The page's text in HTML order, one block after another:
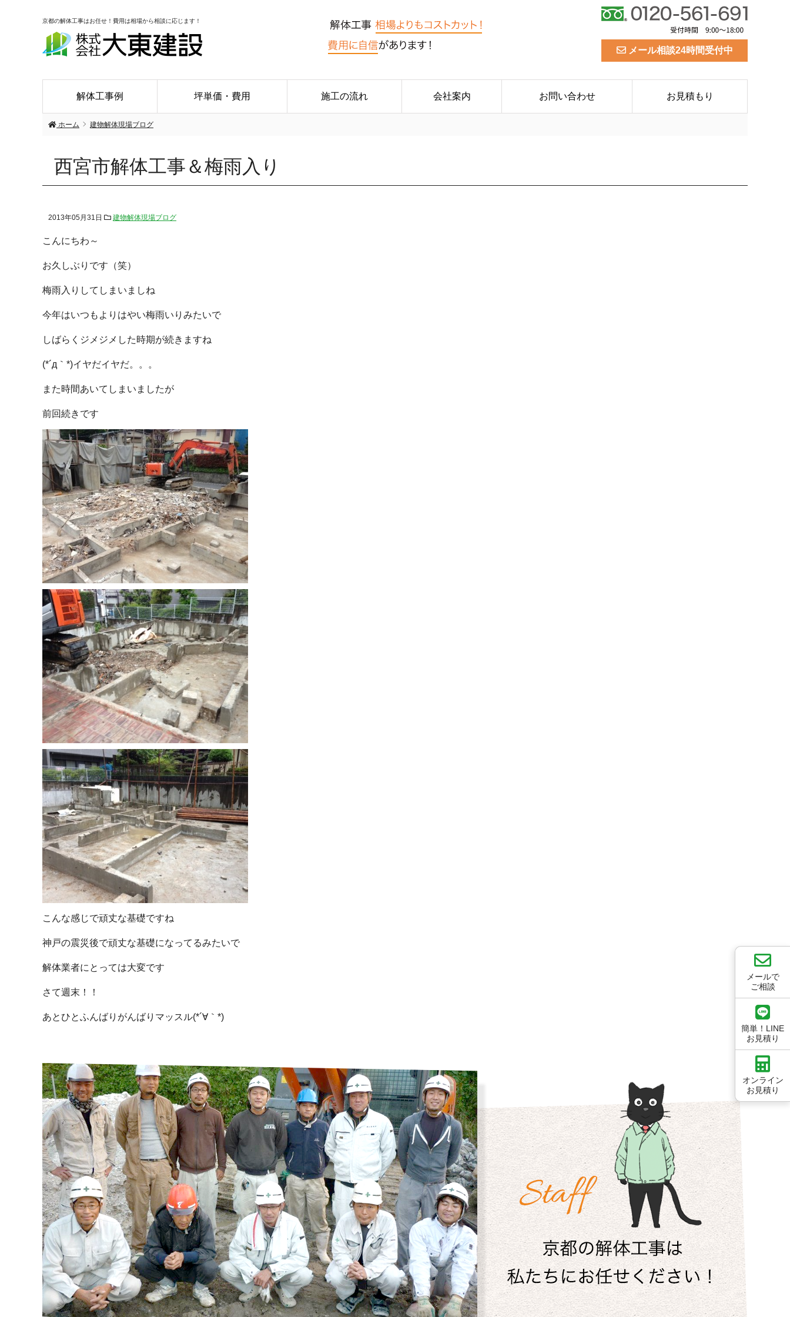
京都の解体工事はお任せ！費用は相場から相談に応じます！
メール相談24時間受付中
解体工事例 坪単価・費用 施工の流れ 会社案内 お問い合わせ お見積もり
ホーム 建物解体現場ブログ
西宮市解体工事＆梅雨入り
2013年05月31日 建物解体現場ブログ
こんにちわ～
お久しぶりです（笑）
梅雨入りしてしまいましね
今年はいつもよりはやい梅雨いりみたいで
しばらくジメジメした時期が続きますね
(*´д｀*)イヤだイヤだ。。。
また時間あいてしまいましたが
前回続きです
こんな感じで頑丈な基礎ですね
神戸の震災後で頑丈な基礎になってるみたいで
解体業者にとっては大変です
さて週末！！
あとひとふんばりがんばりマッスル(*´∀｀*)
メールで
ご相談
簡単！LINE
お見積り
オンライン
お見積り